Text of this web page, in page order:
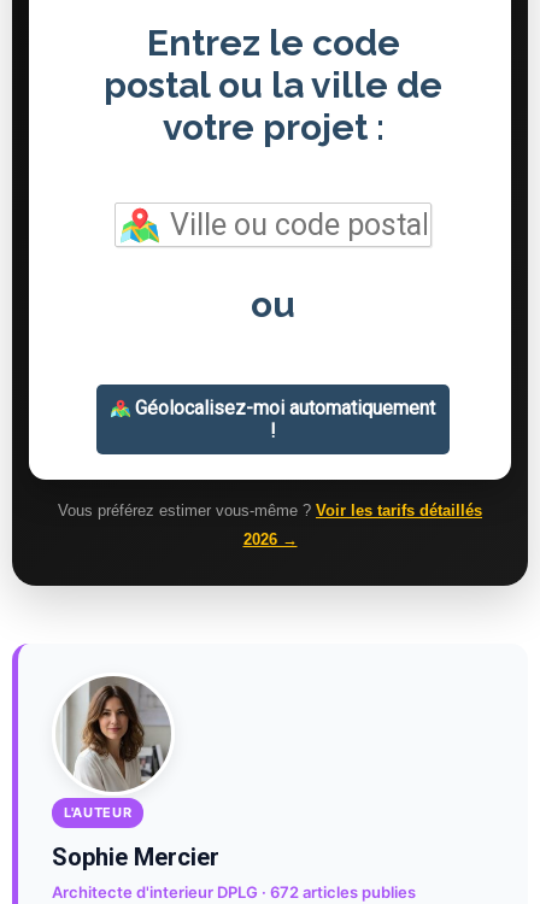
Vous préférez estimer vous-même ? Voir les tarifs détaillés
2026 →
L'AUTEUR
Sophie Mercier
Architecte d'interieur DPLG · 672 articles publies